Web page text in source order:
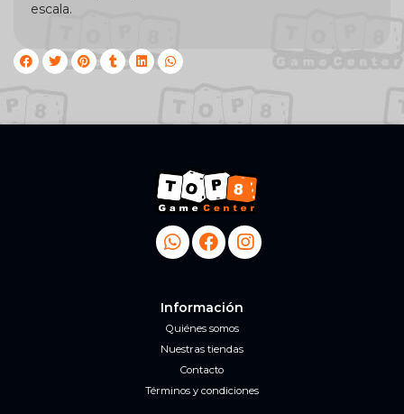
escala.
Información
Quiénes somos
Nuestras tiendas
Contacto
Términos y condiciones